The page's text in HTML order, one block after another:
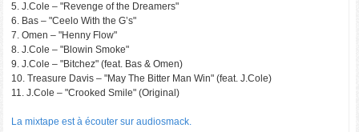
5. J.Cole – "Revenge of the Dreamers"
6. Bas – "Ceelo With the G’s"
7. Omen – "Henny Flow"
8. J.Cole – "Blowin Smoke"
9. J.Cole – "Bitchez" (feat. Bas & Omen)
10. Treasure Davis – "May The Bitter Man Win" (feat. J.Cole)
11. J.Cole – "Crooked Smile" (Original)
La mixtape est à écouter sur audiosmack.